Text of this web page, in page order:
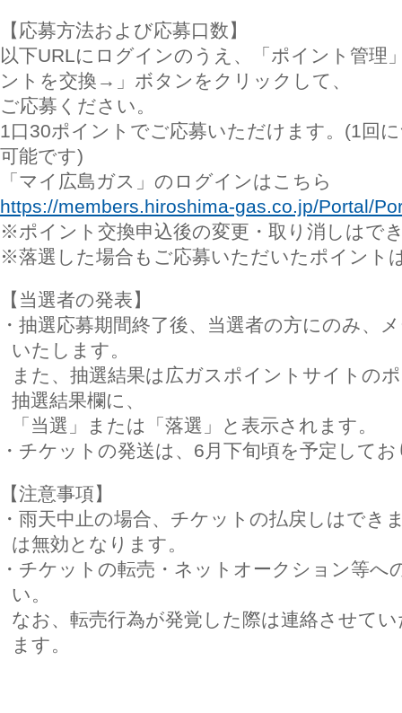
【応募方法および応募口数】
以下URLにログインのうえ、「ポイント管理
ントを交換→」ボタンをクリックして、
ご応募ください。
1口30ポイントでご応募いただけます。(1回
可能です)
「マイ広島ガス」のログインはこちら
https://members.hiroshima-gas.co.jp/Portal/
※ポイント交換申込後の変更・取り消しはで
※落選した場合もご応募いただいたポイント
【当選者の発表】
・抽選応募期間終了後、当選者の方にのみ、
いたします。
また、抽選結果は広ガスポイントサイトの
抽選結果欄に、
「当選」または「落選」と表示されます。
・チケットの発送は、6月下旬頃を予定して
【注意事項】
・雨天中止の場合、チケットの払戻しはでき
は無効となります。
・チケットの転売・ネットオークション等へ
い。
なお、転売行為が発覚した際は連絡させて
ます。